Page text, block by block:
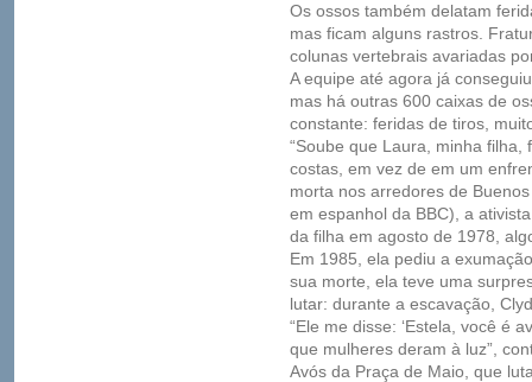
Os ossos também delatam
mas ficam alguns rastros.
colunas vertebrais avariadas
A equipe até agora já
mas há outras 600 caixas de
constante: feridas de tiros,
“Soube que Laura, minha
costas, em vez de em um
morta nos arredores de
em espanhol da BBC), a
da filha em agosto de 1978,
Em 1985, ela pediu a
sua morte, ela teve uma
lutar: durante a escavação,
“Ele me disse: ‘Estela, você é
que mulheres deram à luz”,
Avós da Praça de Maio, que